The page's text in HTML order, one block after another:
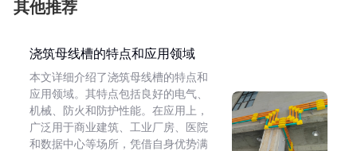
其他推荐
浇筑母线槽的特点和应用领域
本文详细介绍了浇筑母线槽的特点和
应用领域。其特点包括良好的电气、
机械、防火和防护性能。在应用上，
广泛用于商业建筑、工业厂房、医院
和数据中心等场所，凭借自身优势满